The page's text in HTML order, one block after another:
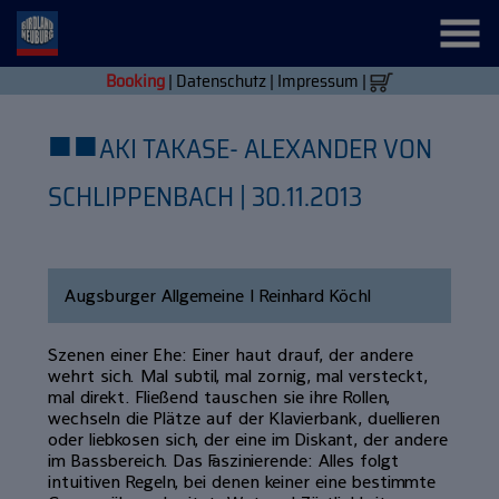
Booking| Datenschutz| Impressum |
■■AKI TAKASE- ALEXANDER VON
SCHLIPPENBACH | 30.11.2013
Augsburger Allgemeine | Reinhard Köchl
Szenen einer Ehe: Einer haut drauf, der andere
wehrt sich. Mal subtil, mal zornig, mal versteckt,
mal direkt. Fließend tauschen sie ihre Rollen,
wechseln die Plätze auf der Klavierbank, duellieren
oder liebkosen sich, der eine im Diskant, der andere
im Bassbereich. Das Faszinierende: Alles folgt
intuitiven Regeln, bei denen keiner eine bestimmte